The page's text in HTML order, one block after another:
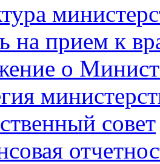
на прием к
о
совет